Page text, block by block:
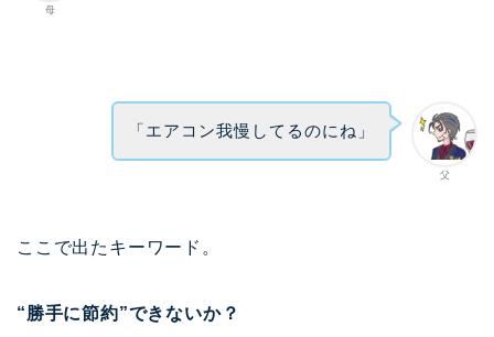
母
父
「エアコン我慢してるのにね」
ここで出たキーワード。
“勝手に節約”できないか？